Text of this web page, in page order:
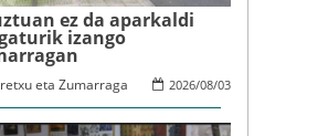
ez da aparkaldi
izango
2026/08/03
eta Zumarraga